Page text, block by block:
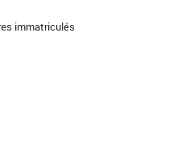
immatriculés